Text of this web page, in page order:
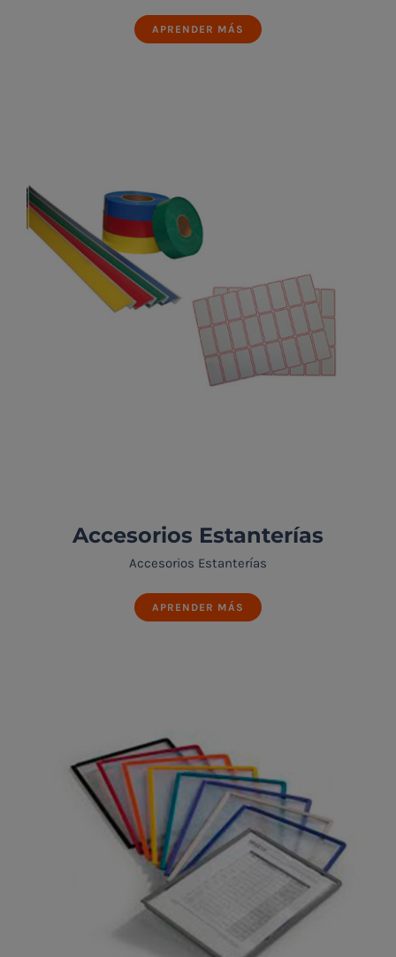
Portaprecios
APRENDER MÁS
Accesorios Estanterías
Accesorios Estanterías
Accesorios Estanterías
APRENDER MÁS